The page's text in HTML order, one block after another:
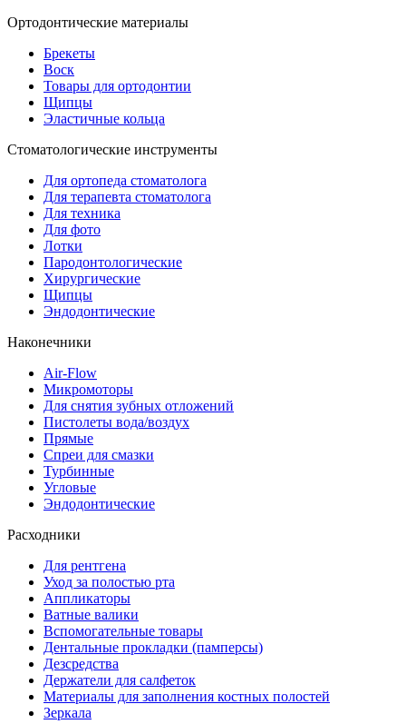
Ортодонтические материалы
Брекеты
Воск
Товары для ортодонтии
Щипцы
Эластичные кольца
Стоматологические инструменты
Для ортопеда стоматолога
Для терапевта стоматолога
Для техника
Для фото
Лотки
Пародонтологические
Хирургические
Щипцы
Эндодонтические
Наконечники
Air-Flow
Микромоторы
Для снятия зубных отложений
Пистолеты вода/воздух
Прямые
Спреи для смазки
Турбинные
Угловые
Эндодонтические
Расходники
Для рентгена
Уход за полостью рта
Аппликаторы
Ватные валики
Вспомогательные товары
Дентальные прокладки (памперсы)
Дезсредства
Держатели для салфеток
Материалы для заполнения костных полостей
Зеркала